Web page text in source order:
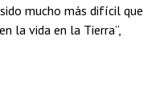
mucho más difícil que
la vida en la Tierra”,